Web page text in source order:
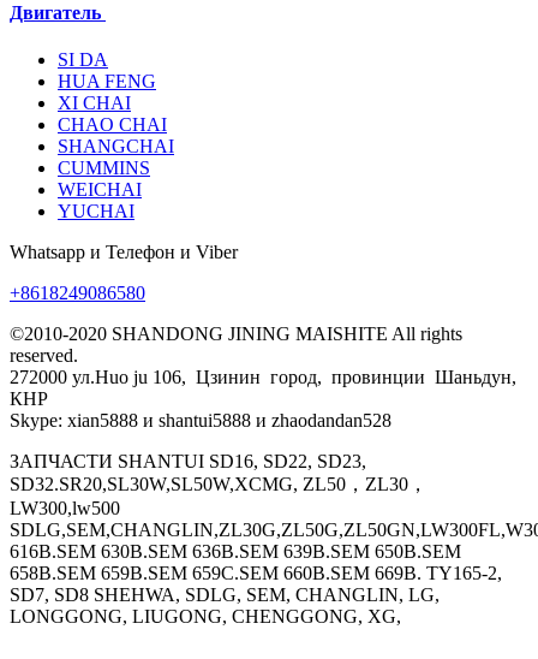
Двигатель
SI DA
HUA FENG
XI CHAI
CHAO CHAI
SHANGCHAI
CUMMINS
WEICHAI
YUCHAI
Whatsapp и Телефон и Viber
+8618249086580
©2010-2020 SHANDONG JINING MAISHITE All rights
reserved.
272000 ул.Huo ju 106, Цзинин город, провинции Шаньдун,
КНР
Skype: xian5888 и shantui5888 и zhaodandan528
ЗАПЧАСТИ SHANTUI SD16, SD22, SD23,
SD32.SR20,SL30W,SL50W,XCMG, ZL50，ZL30，
LW300,lw500
616B.SEM 630B.SEM 636B.SEM 639B.SEM 650B.SEM
658B.SEM 659B.SEM 659C.SEM 660B.SEM 669B. TY165-2,
SD7, SD8 SHEHWA, SDLG, SEM, CHANGLIN, LG,
LONGGONG, LIUGONG, CHENGGONG, XG,